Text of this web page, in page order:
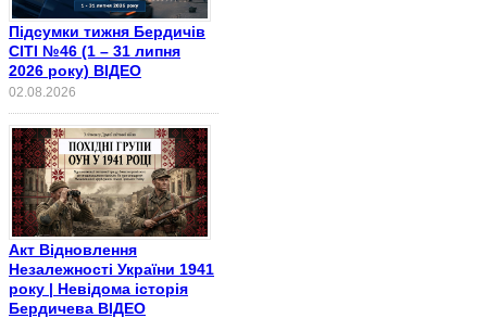
Підсумки тижня Бердичів
СІТІ №46 (1 – 31 липня
2026 року) ВІДЕО
02.08.2026
Акт Відновлення
Незалежності України 1941
року | Невідома історія
Бердичева ВІДЕО